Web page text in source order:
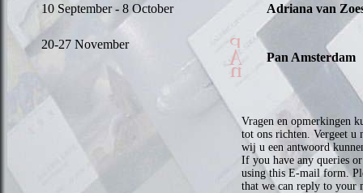
10 September - 8 October Adriana van
20-27 November
Pan Amsterdam
Vragen en opmerkingen
tot ons richten. Vergeet u
wij u een antwoord
If you have any queries
using this E-mail form.
that we can reply to your